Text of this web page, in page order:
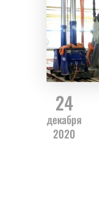
24
декабря
2020